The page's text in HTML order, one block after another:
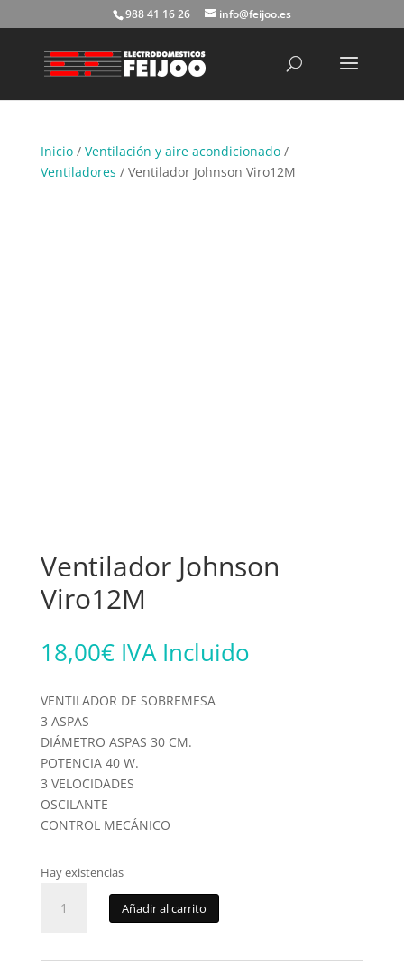
988 41 16 26 info@feijoo.es
Inicio/ Ventilación y aire acondicionado/
Ventiladores / Ventilador Johnson Viro12M
Ventilador Johnson
Viro12M
18,00€ IVA Incluido
VENTILADOR DE SOBREMESA
3 ASPAS
DIÁMETRO ASPAS 30 CM.
POTENCIA 40 W.
3 VELOCIDADES
OSCILANTE
CONTROL MECÁNICO
Hay existencias
Johnson
Añadir al carrito